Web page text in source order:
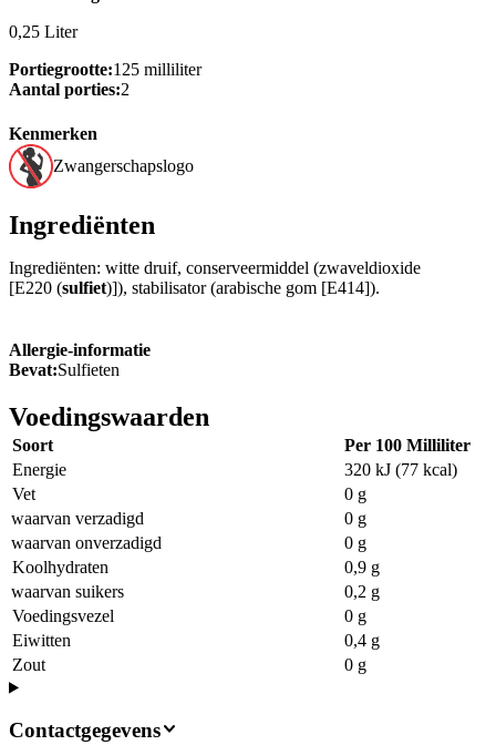
0,25 Liter
Portiegrootte:125 milliliter
Aantal porties:2
Kenmerken
Zwangerschapslogo
Ingrediënten
Ingrediënten: witte druif, conserveermiddel (zwaveldioxide
[E220 (sulfiet)]), stabilisator (arabische gom [E414]).
Allergie-informatie
Bevat:Sulfieten
Voedingswaarden
Soort
Per 100 Milliliter
Energie
320 kJ (77 kcal)
Vet
0 g
waarvan verzadigd
0 g
waarvan onverzadigd
0 g
Koolhydraten
0,9 g
waarvan suikers
0,2 g
Voedingsvezel
0 g
Eiwitten
0,4 g
Zout
0 g
Contactgegevens